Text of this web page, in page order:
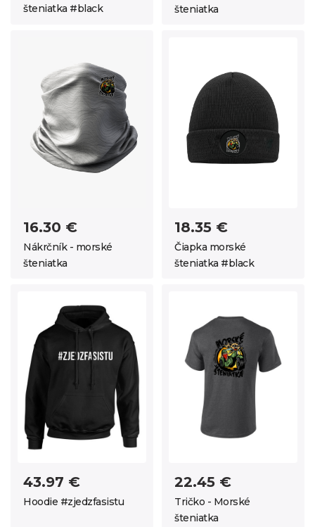
šteniatka #black
šteniatka
16.30 €
Nákrčník - morské
šteniatka
18.35 €
Čiapka morské
šteniatka #black
43.97 €
Hoodie #zjedzfasistu
22.45 €
Tričko - Morské
šteniatka